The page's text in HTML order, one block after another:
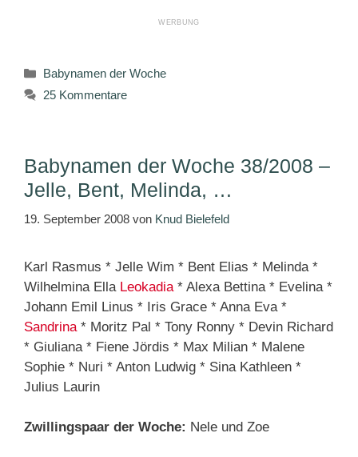
Kategorien
Babynamen der Woche
25 Kommentare
Babynamen der Woche 38/2008 –
Jelle, Bent, Melinda, …
19. September 2008 von Knud Bielefeld
Karl Rasmus * Jelle Wim * Bent Elias * Melinda *
Wilhelmina Ella Leokadia * Alexa Bettina * Evelina *
Johann Emil Linus * Iris Grace * Anna Eva *
Sandrina * Moritz Pal * Tony Ronny * Devin Richard
* Giuliana * Fiene Jördis * Max Milian * Malene
Sophie * Nuri * Anton Ludwig * Sina Kathleen *
Julius Laurin
Zwillingspaar der Woche: Nele und Zoe